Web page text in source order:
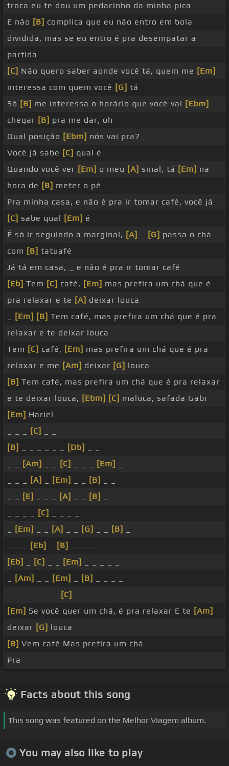
troca eu te dou um pedacinho da minha pica
E não [B] complica que eu não entro em bola
dividida, mas se eu entro é pra desempatar a
partida
[C] Não quero saber aonde você tá, quem me [Em]
interessa com quem você [G] tá
Só [B] me interessa o horário que você vai [Ebm]
chegar [B] pra me dar, oh
Qual posição [Ebm] nós vai pra?
Você já sabe [C] qual é
Quando você ver [Em] o meu [A] sinal, tá [Em] na
hora de [B] meter o pé
Pra minha casa, e não é pra ir tomar café, você já
[C] sabe qual [Em] é
É só ir seguindo a marginal, [A] [G] passa o chá
com [B] tatuafé
Já tá em casa, _ e não é pra ir tomar café
[Eb] Tem [C] café, [Em] mas prefira um chá que é
pra relaxar e te [A] deixar louca
[Em] [B] Tem café, mas prefira um chá que é pra
relaxar e te deixar louca
Tem [C] café, [Em] mas prefira um chá que é pra
relaxar e me [Am] deixar [G] louca
[B] Tem café, mas prefira um chá que é pra relaxar
e te deixar louca, [Ebm] [C] maluca, safada Gabi
[Em] Hariel
[C]
[B]
[Db]
[Am] [C] [Em]
[A] [Em] [B]
[E] [A] [B]
[C]
[Em] [A] [G] [B]
[Eb] [B]
[Eb]
[C] [Em]
[Am] [Em] [B]
[C]
[Em] Se você quer um chá, é pra relaxar E te [Am]
deixar [G] louca
[B] Vem café Mas prefira um chá
Pra
Facts about this song
This song was featured on the Melhor Viagem album.
You may also like to play